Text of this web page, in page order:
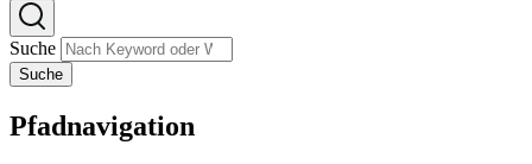
Suche
Suche
Pfadnavigation